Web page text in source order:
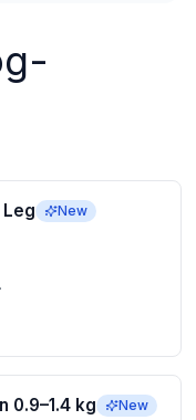
Leg New
0.9–1.4 kg New